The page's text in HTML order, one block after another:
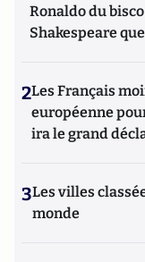
Ronaldo du
Shakespeare
2Les Français
européenne
ira le grand
3Les villes
monde